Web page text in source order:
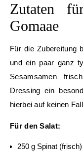
Zutaten
Gomaae
Für die Zubereitung
und ein paar ganz
Sesamsamen
Dressing ein
hierbei auf keinen
Für den Salat:
250 g Spinat (frisch)